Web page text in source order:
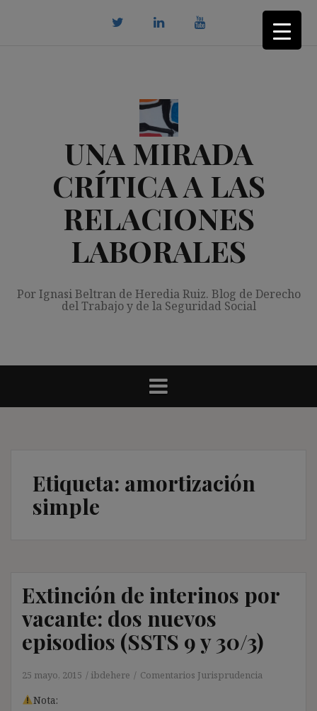
UNA MIRADA
CRÍTICA A LAS
RELACIONES
LABORALES
Por Ignasi Beltran de Heredia Ruiz. Blog de Derecho
del Trabajo y de la Seguridad Social
Etiqueta: amortización
simple
Extinción de interinos por
vacante: dos nuevos
episodios (SSTS 9 y 30/3)
25 mayo, 2015 ibdehere Comentarios Jurisprudencia
Nota: